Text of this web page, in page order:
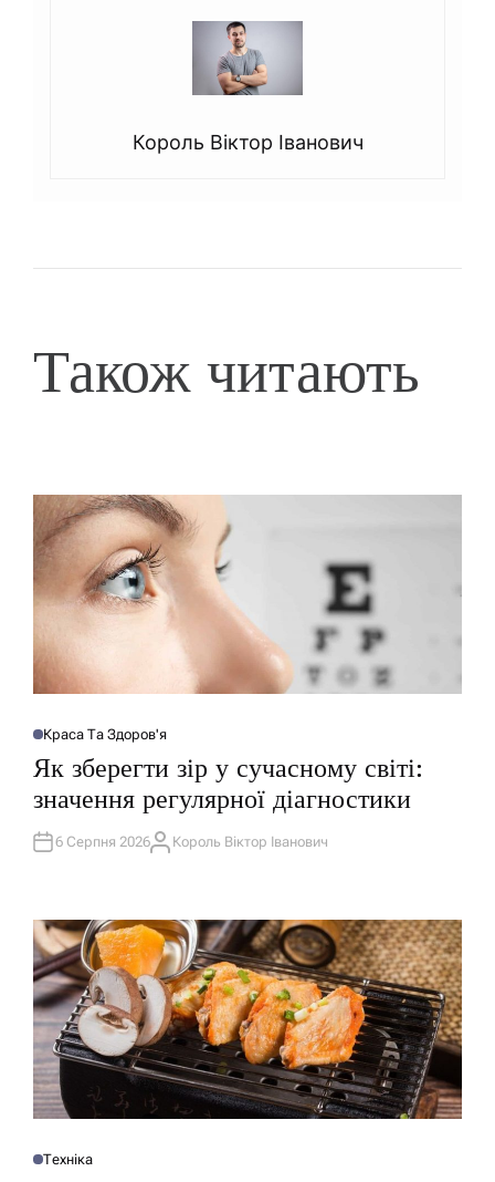
Король Віктор Іванович
Також читають
О
У
Б
Л
І
У
В
Краса Та Здоров'я
Як зберегти зір у сучасному світі:
значення регулярної діагностики
6 Серпня 2026А
Король Віктор Іванович
ОТехніка